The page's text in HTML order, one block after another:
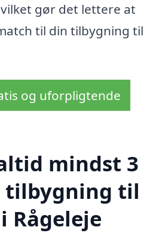
gør det lettere at
til din tilbygning til
og uforpligtende
mindst 3
tilbygning til
Rågeleje